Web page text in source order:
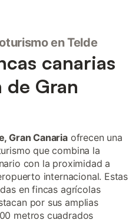
en Telde
canarias
de Gran
Gran Canariaofrecen una
que combina la
con la proximidad a
internacional. Estas
en fincas agrícolas
por sus amplias
metros cuadrados